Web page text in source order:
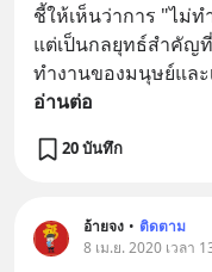
ชี้ให้เห็นว่าการ "ไม่ท
แต่เป็นกลยุทธ์สำคัญที่
ทำงานของมนุษย์และ
อ่านต่อ
20 บันทึก
อ้ายจง • ติดตาม
8 เม.ย. 2020 เวลา